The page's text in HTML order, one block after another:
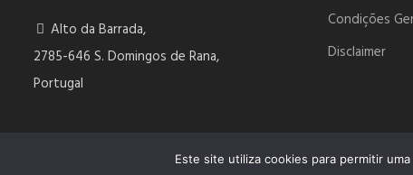
Alto da Barrada,
2785-646 S. Domingos de Rana,
Portugal
Condições
Disclaimer
© 2023 IMPARTE. All Rights Reserved. Desenvolvido por
Este site utiliza cookies para permitir